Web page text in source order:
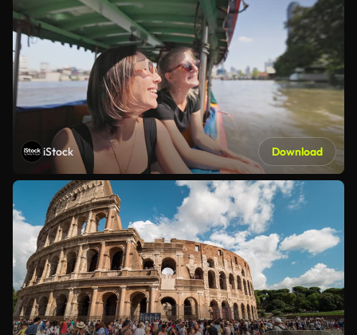
iStock Download